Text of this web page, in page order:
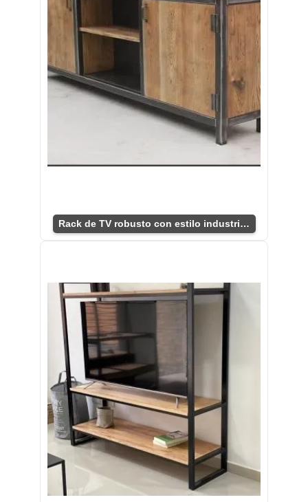
Rack de TV robusto con estilo industrial.